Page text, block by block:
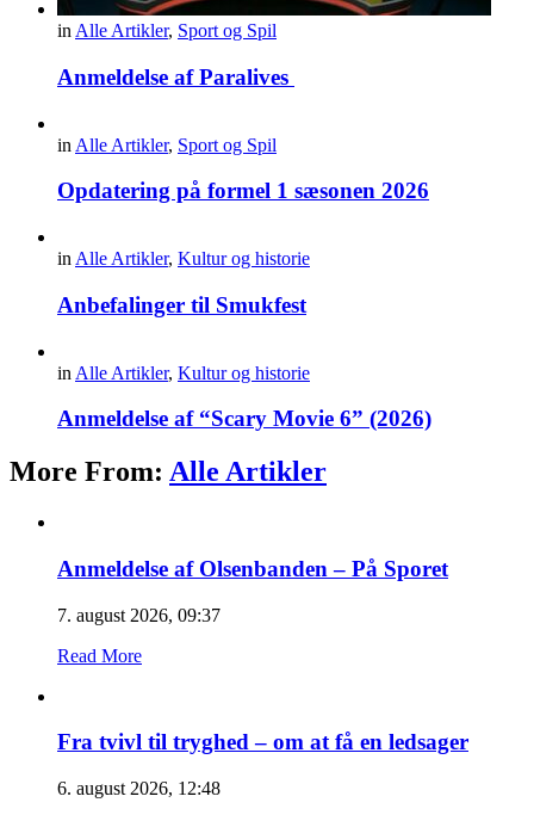
in Alle Artikler, Sport og Spil
Anmeldelse af Paralives
in Alle Artikler, Sport og Spil
Opdatering på formel 1 sæsonen 2026
in Alle Artikler, Kultur og historie
Anbefalinger til Smukfest
in Alle Artikler, Kultur og historie
Anmeldelse af “Scary Movie 6” (2026)
More From: Alle Artikler
Anmeldelse af Olsenbanden – På Sporet
7. august 2026, 09:37
Read More
Fra tvivl til tryghed – om at få en ledsager
6. august 2026, 12:48